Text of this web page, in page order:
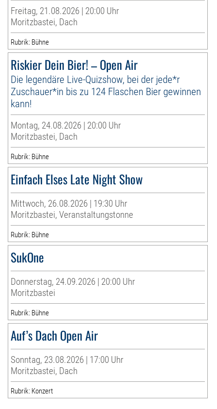
Freitag, 21.08.2026 | 20:00 Uhr
Moritzbastei, Dach
Rubrik: Bühne
Riskier Dein Bier! – Open Air
Die legendäre Live-Quizshow, bei der jede*r
Zuschauer*in bis zu 124 Flaschen Bier gewinnen
kann!
Montag, 24.08.2026 | 20:00 Uhr
Moritzbastei, Dach
Rubrik: Bühne
Einfach Elses Late Night Show
Mittwoch, 26.08.2026 | 19:30 Uhr
Moritzbastei, Veranstaltungstonne
Rubrik: Bühne
SukOne
Donnerstag, 24.09.2026 | 20:00 Uhr
Moritzbastei
Rubrik: Bühne
Auf’s Dach Open Air
Sonntag, 23.08.2026 | 17:00 Uhr
Moritzbastei, Dach
Rubrik: Konzert